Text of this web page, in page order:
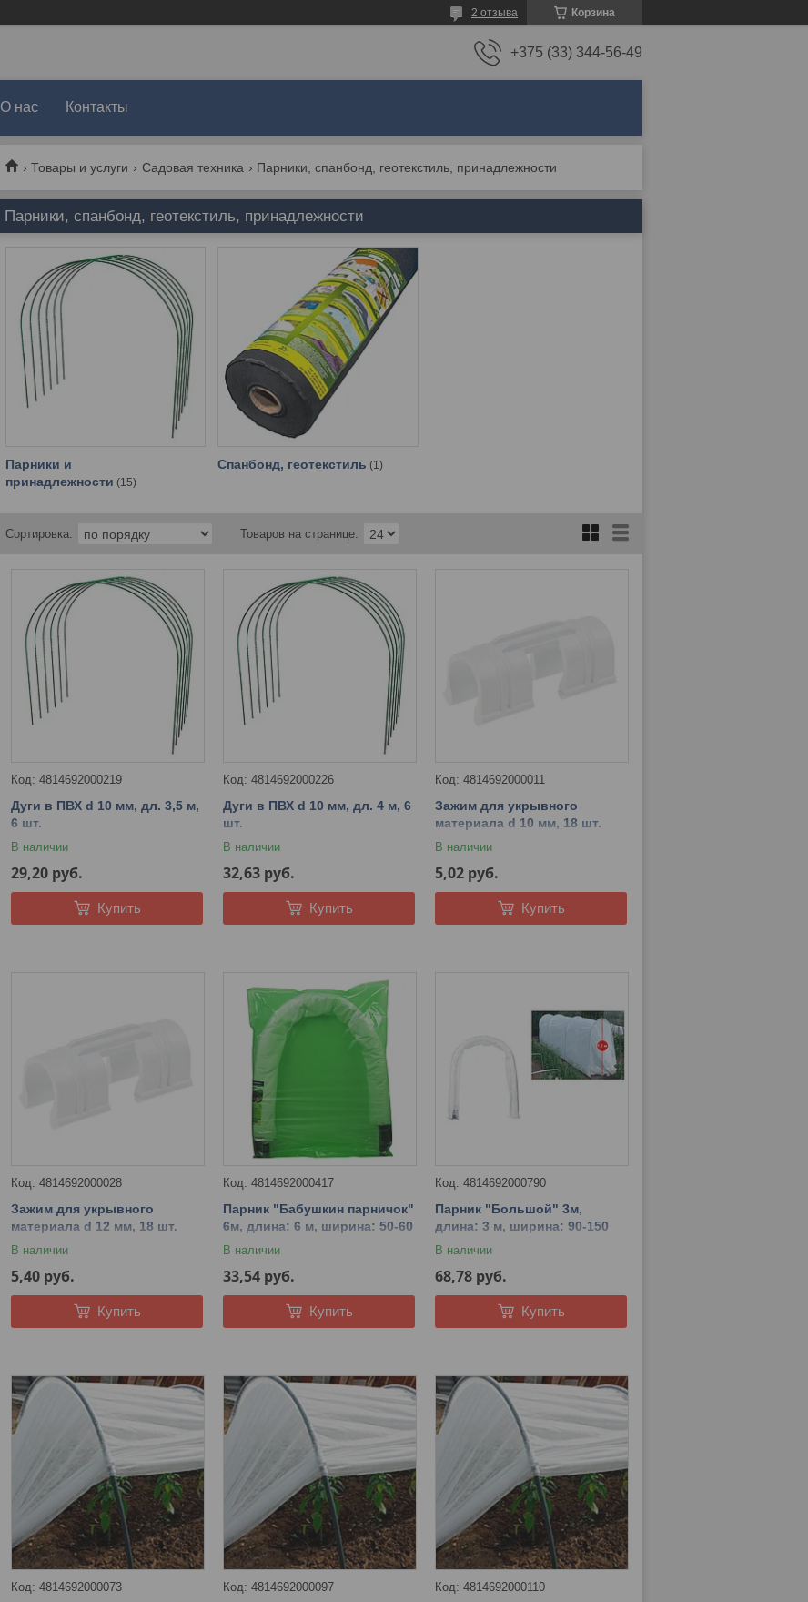
Корзина
2 отзыва
+375 (33) 344-56-49
О нас Контакты
Товары и услуги Садовая техника Парники, спанбонд, геотекстиль, принадлежности
Парники, спанбонд, геотекстиль, принадлежности
Парники и
принадлежности
15
Спанбонд, геотекстиль 1
4814692000219
Дуги в ПВХ d 10 мм, дл. 3,5 м,
6 шт.
В наличии
29,20 руб.
Купить
4814692000226
Дуги в ПВХ d 10 мм, дл. 4 м, 6
шт.
В наличии
32,63 руб.
Купить
4814692000011
Зажим для укрывного
материала d 10 мм, 18 шт.
В наличии
5,02 руб.
Купить
4814692000028
Зажим для укрывного
материала d 12 мм, 18 шт.
В наличии
5,40 руб.
Купить
4814692000417
Парник "Бабушкин парничок"
6м, длина: 6 м, ширина: 50-60
см, высота: 70-65 см.
В наличии
33,54 руб.
Купить
4814692000790
Парник "Большой" 3м,
длина: 3 м, ширина: 90-150
см, высота: 120-110 см.
В наличии
68,78 руб.
Купить
4814692000073 4814692000097 4814692000110